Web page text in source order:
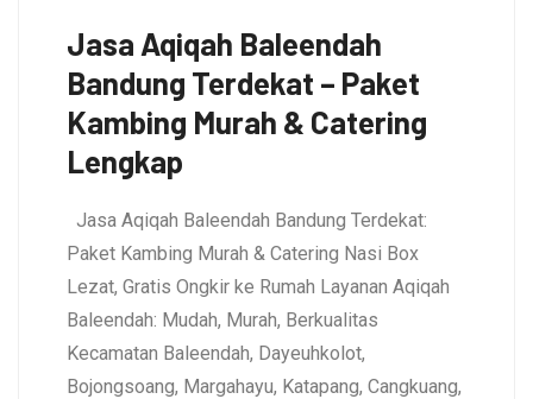
Jasa Aqiqah Baleendah
Bandung Terdekat – Paket
Kambing Murah & Catering
Lengkap
Jasa Aqiqah Baleendah Bandung Terdekat:
Paket Kambing Murah & Catering Nasi Box
Lezat, Gratis Ongkir ke Rumah Layanan Aqiqah
Baleendah: Mudah, Murah, Berkualitas
Kecamatan Baleendah, Dayeuhkolot,
Bojongsoang, Margahayu, Katapang, Cangkuang,